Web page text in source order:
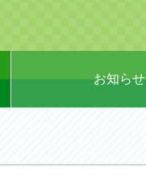
お知らせ